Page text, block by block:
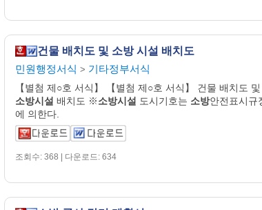
건물 배치도 및 소방 시설 배치도
민원행정서식 > 기타정부서식
【별첨 제○호 서식】 【별첨 제○호 서식】 건물 배치도 및
소방시설 배치도 ※소방시설 도시기호는 소방안전표시규
에 의한다.
조회수: 368 | 다운로드: 634